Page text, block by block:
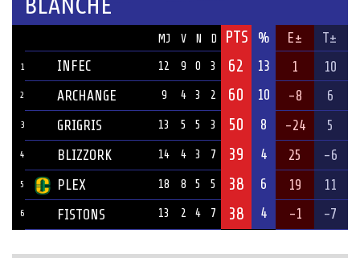
MJ V N D PTS % E± T±
1 INFEC 12 9 0 3 62 13 1 10
2 ARCHANGE 9 4 3 2 60 10 -8 6
3 GRIGRIS 13 5 5 3 50 8 -24 5
4 BLIZZORK 14 4 3 7 39 4 25 -6
5 PLEX 18 8 5 5 38 6 19 11
6 FISTONS 13 2 4 7 38 4 -1 -7